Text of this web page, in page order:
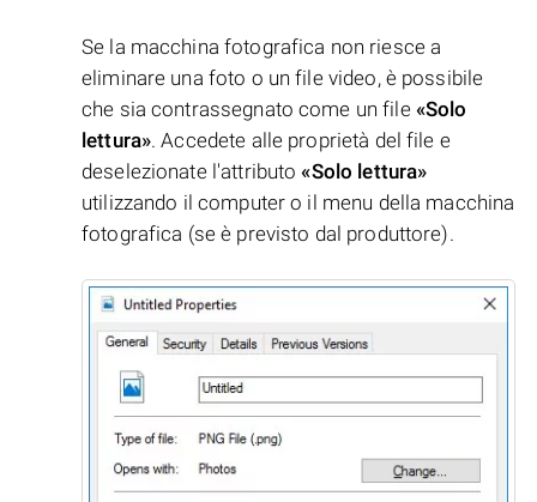
Se la macchina fotografica non riesce a
eliminare una foto o un file video, è possibile
che sia contrassegnato come un file «Solo
lettura». Accedete alle proprietà del file e
deselezionate l'attributo«Solo lettura»
utilizzando il computer o il menu della macchina
fotografica (se è previsto dal produttore).